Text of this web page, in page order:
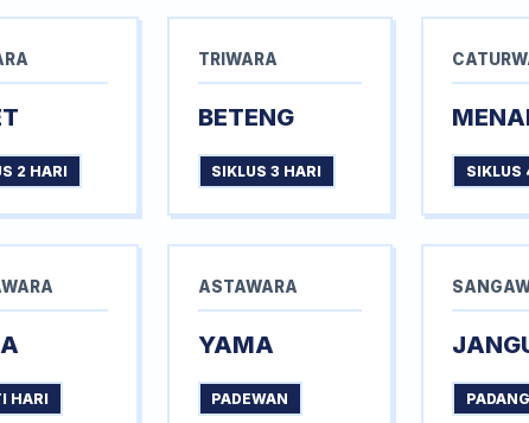
2 HARI
TRIWARA
BETENG
SIKLUS 3 HARI SIKLUS
HARI
ASTAWARA
YAMA
PADEWAN